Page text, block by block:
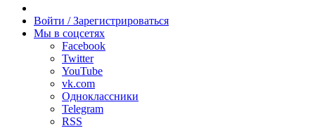
радио
Войти / Зарегистрироваться
Мы в соцсетях
Facebook
Twitter
YouTube
vk.com
Одноклассники
Telegram
RSS